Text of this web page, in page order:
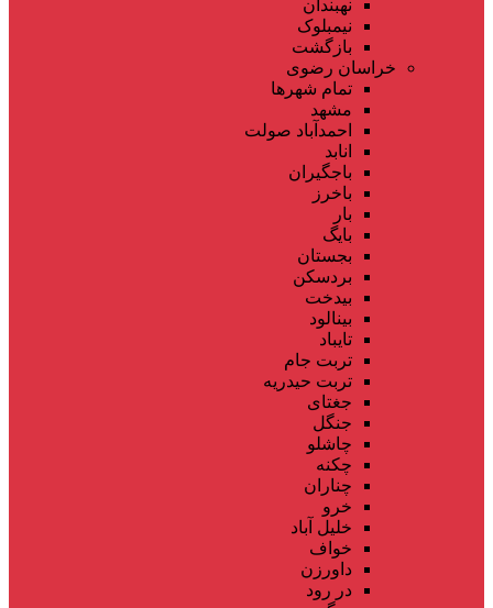
نهبندان
نیمبلوک
بازگشت
خراسان رضوی
تمام شهر‌ها
مشهد
احمدآباد صولت
انابد
باجگیران
باخرز
بار
بایگ
بجستان
بردسکن
بیدخت
بینالود
تایباد
تربت جام
تربت حیدریه
جغتای
جنگل
چاشلو
چکنه
چناران
خرو
خلیل آباد
خواف
داورزن
در رود